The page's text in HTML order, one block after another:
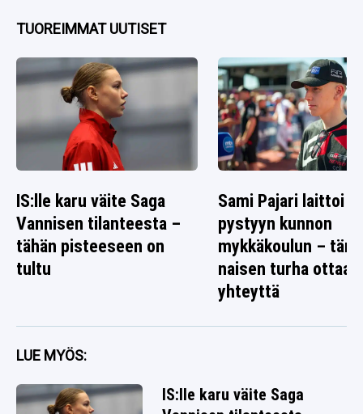
TUOREIMMAT UUTISET
IS:lle karu väite Saga
Vannisen tilanteesta –
tähän pisteeseen on
tultu
Sami Pajari laittoi
pystyyn kunnon
mykkäkoulun –
naisen turha ottaa
yhteyttä
LUE MYÖS:
IS:lle karu väite Saga